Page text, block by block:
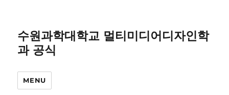
수원과학대학교 멀티미디어디자인학
과 공식
MENU